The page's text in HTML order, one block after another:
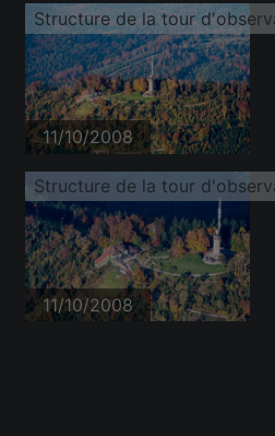
Structure de la tour
11/10/2008
Structure de la tour
11/10/2008